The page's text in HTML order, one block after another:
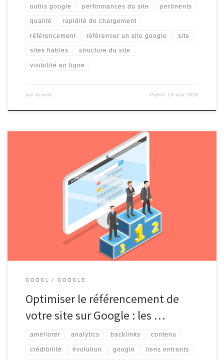
outils google performances du site pertinents
qualité rapidité de chargement
référencement référencer un site google site
sites fiables structure du site
visibilité en ligne
par dzmob Publié 19 mai 2026
Référencer son site sur Google : les étapes essentielles pour
améliorer sa visibilité en ligne Référencer son site sur Google : les
étapes essentielles pour améliorer sa visibilité en ligne Avoir un
site web est une première étape importante, mais pour qu’il soit
réellement efficace, il est essentiel de le […]
GOOGL GOOGLE
Optimiser le référencement de
votre site sur Google : les …
améliorer analytics backlinks contenu
crédibilité évolution google liens entrants